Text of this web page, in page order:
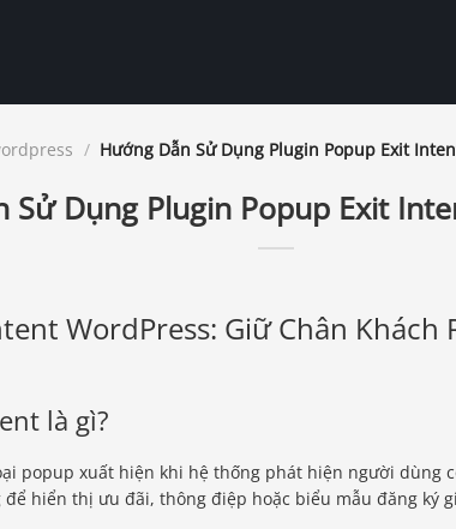
/ Hướng Dẫn Sử Dụng Plugin Popup Exit
Sử Dụng Plugin Popup Exit
WordPress: Giữ Chân Khách
là gì?
popup xuất hiện khi hệ thống phát hiện người dùng
hiển thị ưu đãi, thông điệp hoặc biểu mẫu đăng ký